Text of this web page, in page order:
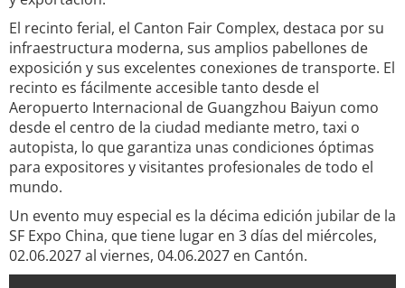
El recinto ferial, el Canton Fair Complex, destaca por su
infraestructura moderna, sus amplios pabellones de
exposición y sus excelentes conexiones de transporte. El
recinto es fácilmente accesible tanto desde el
Aeropuerto Internacional de Guangzhou Baiyun como
desde el centro de la ciudad mediante metro, taxi o
autopista, lo que garantiza unas condiciones óptimas
para expositores y visitantes profesionales de todo el
mundo.
Un evento muy especial es la décima edición jubilar de la
SF Expo China, que tiene lugar en 3 días del miércoles,
02.06.2027 al viernes, 04.06.2027 en Cantón.